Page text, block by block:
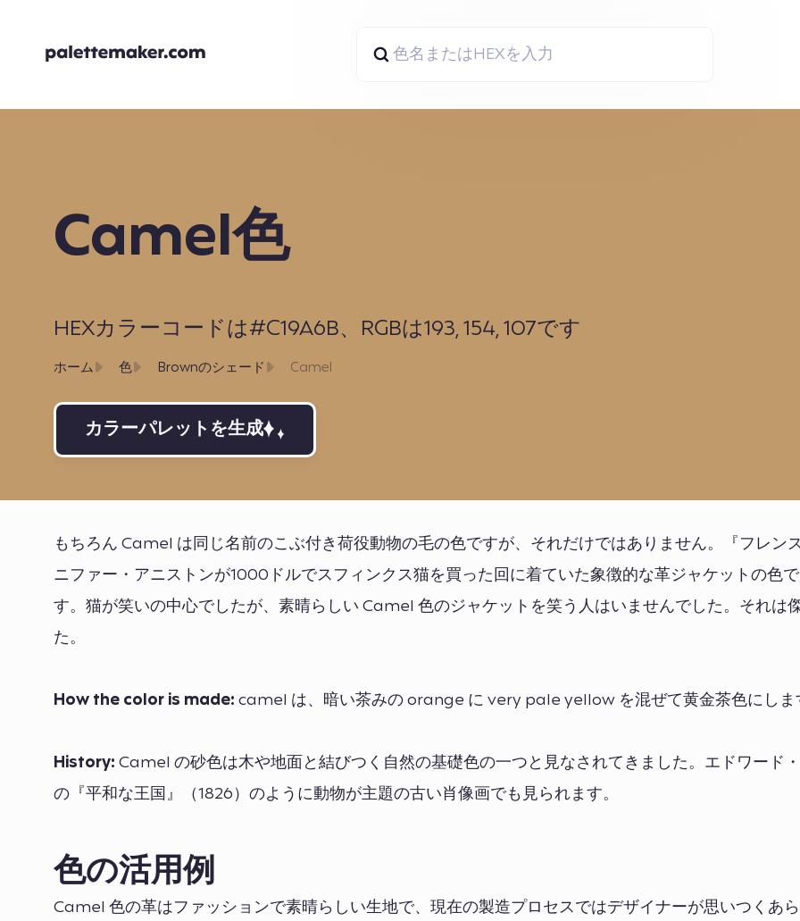
Camel色
HEXカラーコードは#C19A6B、RGBは193, 154, 107です
ホーム 色 Brownのシェード Camel
カラーパレットを生成
もちろん Camel は同じ名前のこぶ付き荷役動物の毛の色ですが、それだけではありません。『フレン
ニファー・アニストンが1000ドルでスフィンクス猫を買った回に着ていた象徴的な革ジャケットの色
す。猫が笑いの中心でしたが、素晴らしい Camel 色のジャケットを笑う人はいませんでした。それは
た。
How the color is made:camel は、暗い茶みの orange に very pale yellow を混ぜて黄金茶色にしま
History:Camel の砂色は木や地面と結びつく自然の基礎色の一つと見なされてきました。エドワード
の『平和な王国』（1826）のように動物が主題の古い肖像画でも見られます。
色の活用例
Camel 色の革はファッションで素晴らしい生地で、現在の製造プロセスではデザイナーが思いつくあ